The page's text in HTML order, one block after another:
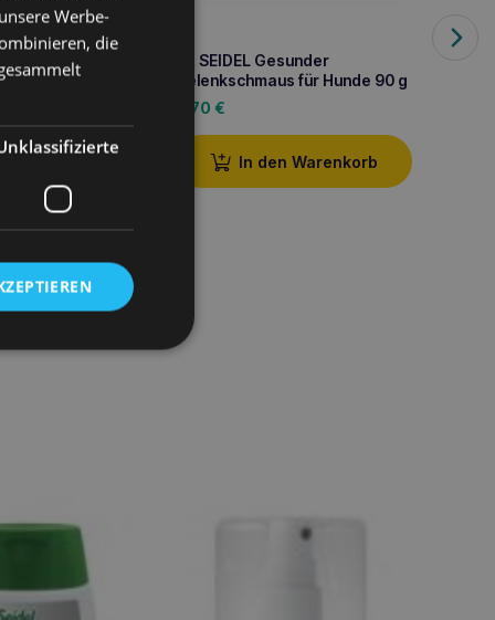
DR SEIDEL Gesunder
Gelenkschmaus für Hunde 90 g
2,70 €
In den Warenkorb
DR
Werbe-
die